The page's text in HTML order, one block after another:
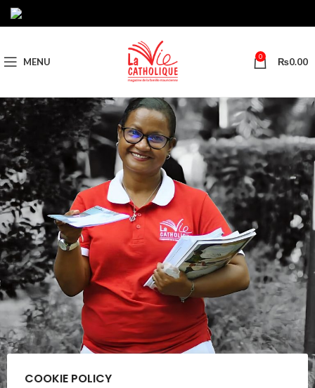
MENU 0 ₨0.00
COOKIE POLICY